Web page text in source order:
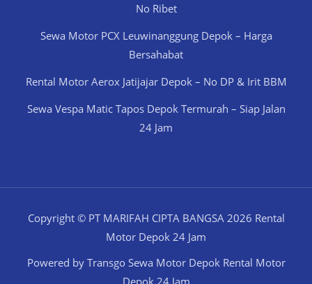
No Ribet
Sewa Motor PCX Leuwinanggung Depok – Harga
Bersahabat
Rental Motor Aerox Jatijajar Depok – No DP & Irit BBM
Sewa Vespa Matic Tapos Depok Termurah – Siap Jalan
24 Jam
Copyright © PT MARIFAH CIPTA BANGSA 2026 Rental
Motor Depok 24 Jam
Powered by Transgo Sewa Motor Depok Rental Motor
Depok 24 Jam